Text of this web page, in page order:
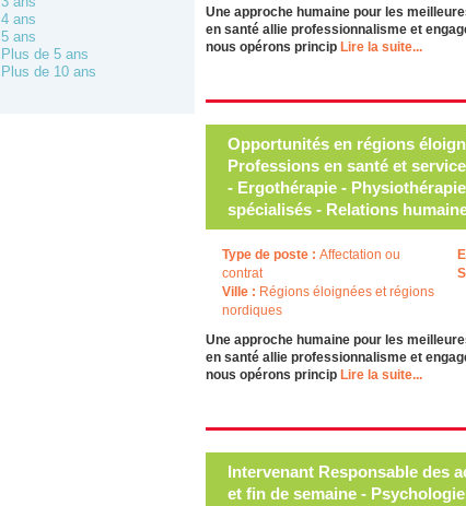
4 ans
5 ans
Plus de 5 ans
Plus de 10 ans
Une approche humaine pour les
en santé allie professionnalisme et
nous opérons princip Lire la suite...
Opportunités en régions
Professions en santé et
- Ergothérapie -
spécialisés - Relations
Type de poste : Affectation ou
contrat
Ville : Régions éloignées et régions
nordiques
Une approche humaine pour les
en santé allie professionnalisme et
nous opérons princip Lire la suite...
Intervenant Responsable des
et fin de semaine -